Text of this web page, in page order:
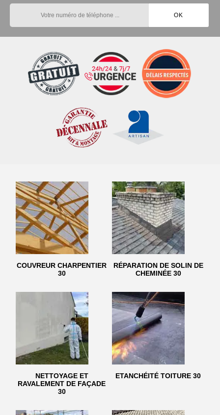
COUVREUR CHARPENTIER
30
RÉPARATION DE SOLIN DE
CHEMINÉE 30
NETTOYAGE ET
RAVALEMENT DE FAÇADE
30
ETANCHÉITÉ TOITURE 30